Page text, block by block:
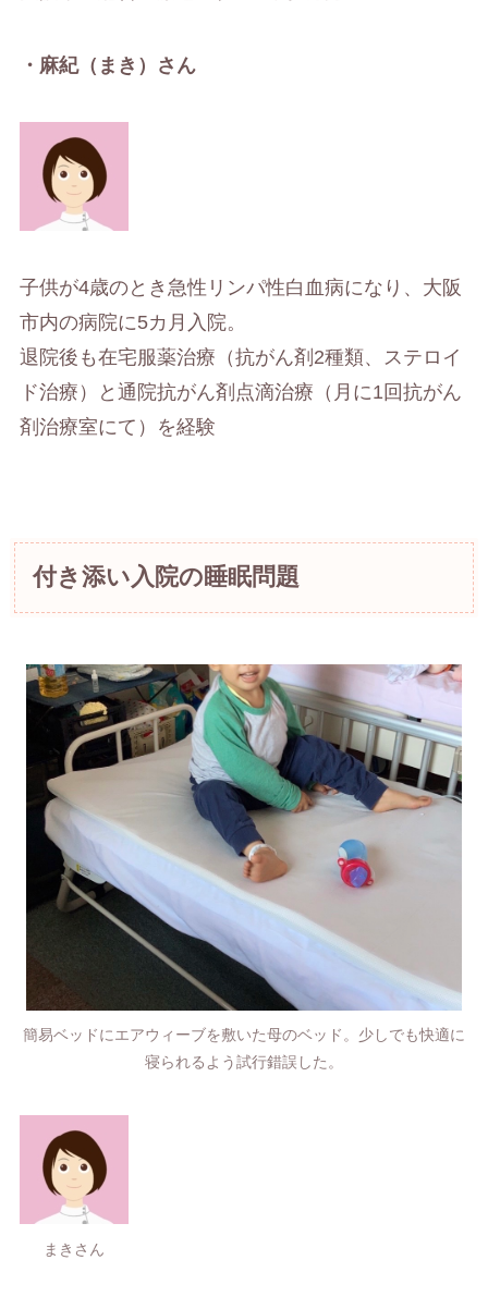
・麻紀（まき）さん
子供が4歳のとき急性リンパ性白血病になり、大阪
市内の病院に5カ月入院。
退院後も在宅服薬治療（抗がん剤2種類、ステロイ
ド治療）と通院抗がん剤点滴治療（月に1回抗がん
剤治療室にて）を経験
付き添い入院の睡眠問題
簡易ベッドにエアウィーブを敷いた母のベッド。少しでも快適に
寝られるよう試行錯誤した。
まきさん